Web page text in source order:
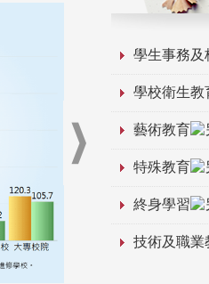
學生事務及
學校衛生教
藝術教育
特殊教育
終身學習
技術及職業